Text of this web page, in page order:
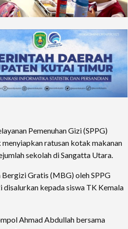
Pemenuhan Gizi (SPPG)
ratusan kotak makanan
sekolah di Sangatta Utara.
Gratis (MBG) oleh SPPG
kepada siswa TK Kemala
Ahmad Abdullah bersama